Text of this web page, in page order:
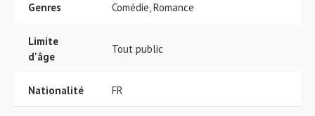
Genres Comédie, Romance
Limite
d'âge
Tout public
Nationalité FR